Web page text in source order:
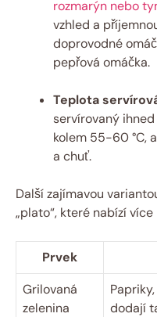
rozmarýn nebo
vzhled a
doprovodné
pepřová omáčka.
Teplota
servírovaný
kolem 55-60 °C,
a chuť.
Další zajímavou
„plato“, které nabízí
Prvek
Grilovaná
zelenina
dodají